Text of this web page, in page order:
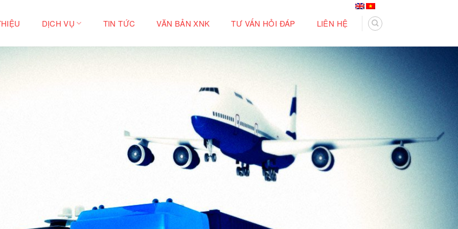
DỊCH VỤ TIN TỨC VĂN BẢN XNK TƯ VẤN HỎI ĐÁP LIÊN HỆ